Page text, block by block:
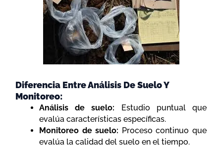
Diferencia Entre Análisis De Suelo Y
Monitoreo:
Análisis de suelo: Estudio puntual que
evalúa características específicas.
Monitoreo de suelo: Proceso continuo que
evalúa la calidad del suelo en el tiempo.